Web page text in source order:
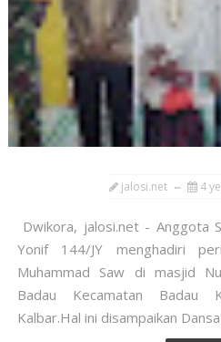
jalosi.net 4
Dwikora, jalosi.net - Anggota
Yonif 144/JY menghadiri
Muhammad Saw di masjid
Badau Kecamatan Badau
Kalbar.Hal ini disampaikan